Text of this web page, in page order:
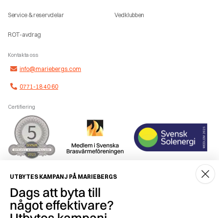
Service & reservdelar
ROT-avdrag
Vedklubben
Kontakta oss
info@mariebergs.com
0771-18 40 60
Certifiering
Smidig betalning
UTBYTES KAMPANJ PÅ MARIEBERGS
Dags att byta till
något effektivare?